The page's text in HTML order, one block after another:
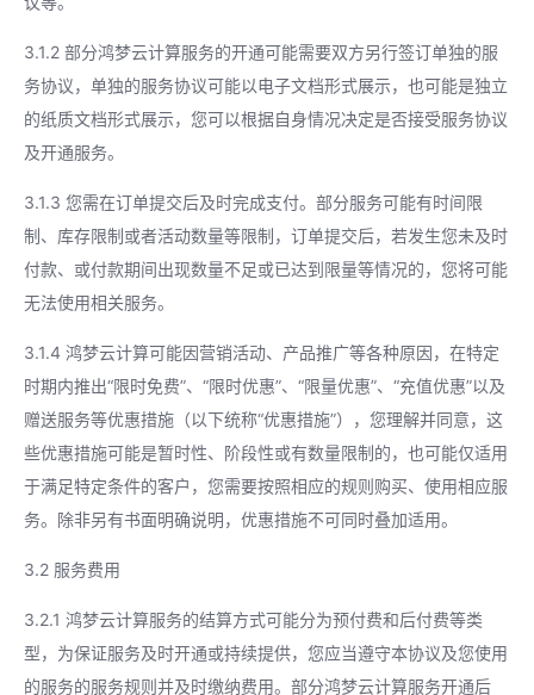
3.1.2 部分鸿梦云计算服务的开通可能需要双方另行签订单独的服
务协议，单独的服务协议可能以电子文档形式展示，也可能是独立
的纸质文档形式展示，您可以根据自身情况决定是否接受服务协议
及开通服务。
3.1.3 您需在订单提交后及时完成支付。部分服务可能有时间限
制、库存限制或者活动数量等限制，订单提交后，若发生您未及时
付款、或付款期间出现数量不足或已达到限量等情况的，您将可能
无法使用相关服务。
3.1.4 鸿梦云计算可能因营销活动、产品推广等各种原因，在特定
时期内推出“限时免费”、“限时优惠”、“限量优惠”、“充值优惠”以及
赠送服务等优惠措施（以下统称“优惠措施”），您理解并同意，这
些优惠措施可能是暂时性、阶段性或有数量限制的，也可能仅适用
于满足特定条件的客户，您需要按照相应的规则购买、使用相应服
务。除非另有书面明确说明，优惠措施不可同时叠加适用。
3.2 服务费用
3.2.1 鸿梦云计算服务的结算方式可能分为预付费和后付费等类
型，为保证服务及时开通或持续提供，您应当遵守本协议及您使用
的服务的服务规则并及时缴纳费用。部分鸿梦云计算服务开通后